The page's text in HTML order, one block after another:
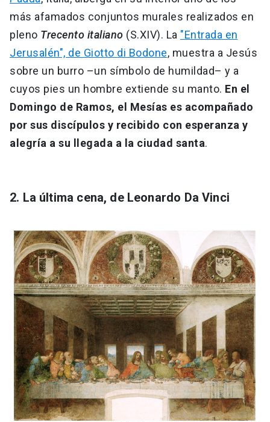
más afamados conjuntos murales realizados en
pleno Trecento italiano (S.XIV). La "Entrada en
Jerusalén", de Giotto di Bodone, muestra a Jesús
sobre un burro –un símbolo de humildad– y a
cuyos pies un hombre extiende su manto. En el
Domingo de Ramos, el Mesías es acompañado
por sus discípulos y recibido con esperanza y
alegría a su llegada a la ciudad santa.
2. La última cena, de Leonardo Da Vinci